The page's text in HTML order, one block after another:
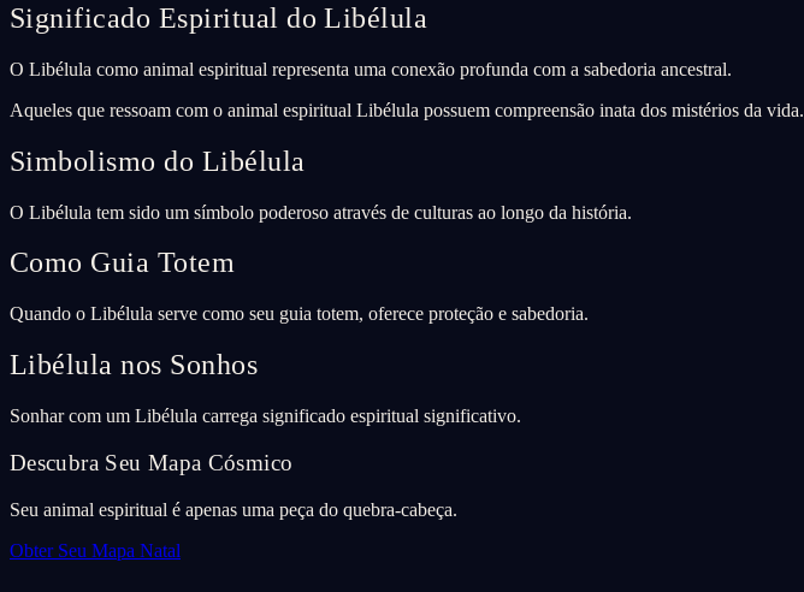
Significado Espiritual do Libélula
O Libélula como animal espiritual representa uma conexão profunda com a sabedoria ancestral.
Aqueles que ressoam com o animal espiritual Libélula possuem compreensão inata dos mistérios da vida.
Simbolismo do Libélula
O Libélula tem sido um símbolo poderoso através de culturas ao longo da história.
Como Guia Totem
Quando o Libélula serve como seu guia totem, oferece proteção e sabedoria.
Libélula nos Sonhos
Sonhar com um Libélula carrega significado espiritual significativo.
Descubra Seu Mapa Cósmico
Seu animal espiritual é apenas uma peça do quebra-cabeça.
Obter Seu Mapa Natal